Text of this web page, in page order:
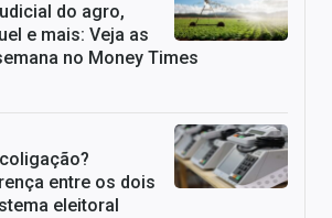
do agro,
e mais: Veja as
no Money Times
entre os dois
eleitoral